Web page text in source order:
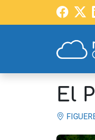
El